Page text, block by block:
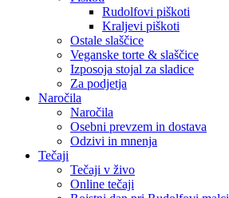
Rudolfovi piškoti
Kraljevi piškoti
Ostale slaščice
Veganske torte & slaščice
Izposoja stojal za sladice
Za podjetja
Naročila
Naročila
Osebni prevzem in dostava
Odzivi in mnenja
Tečaji
Tečaji v živo
Online tečaji